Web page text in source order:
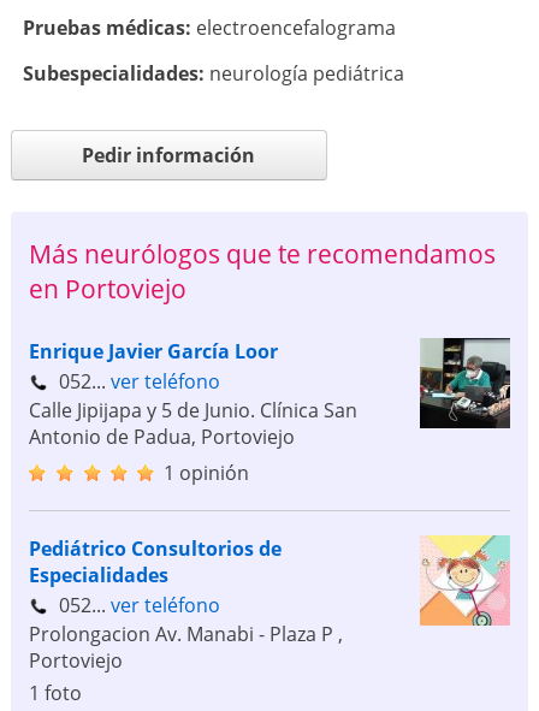
Pruebas médicas: electroencefalograma
Subespecialidades: neurología pediátrica
Pedir información
Más neurólogos que te recomendamos
en Portoviejo
Enrique Javier García Loor
052... ver teléfono
Calle Jipijapa y 5 de Junio. Clínica San
Antonio de Padua, Portoviejo
1 opinión
Pediátrico Consultorios de
Especialidades
052... ver teléfono
Prolongacion Av. Manabi - Plaza P ,
Portoviejo
1 foto